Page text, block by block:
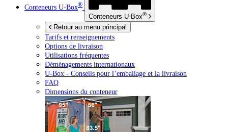
Conteneurs U-Box®
Conteneurs U-Box®
Retour au menu principal
Tarifs et renseignements
Options de livraison
Utilisations fréquentes
Déménagements internationaux
U-Box - Conseils pour l’emballage et la livraison
FAQ
Dimensions du conteneur